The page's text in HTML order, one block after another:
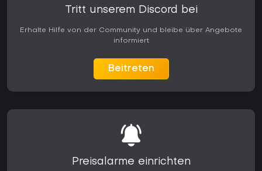
Tritt unserem Discord bei
Erhalte Hilfe von der Community und bleibe über Angebote
informiert
Beitreten
Preisalarme einrichten